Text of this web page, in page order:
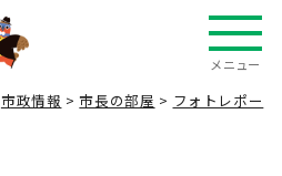
メニュー
市政情報 >市長の部屋 > フォトレポー